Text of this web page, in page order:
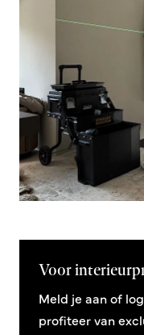
Voor
Meld je aan of
profiteer van